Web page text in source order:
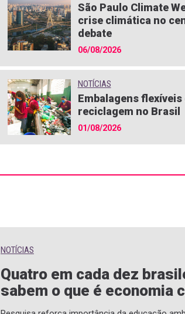
São Paulo Climate
crise climática no
debate
06/08/2026
NOTÍCIAS
Embalagens
reciclagem no Brasil
01/08/2026
NOTÍCIAS
Quatro em cada dez
sabem o que é economia